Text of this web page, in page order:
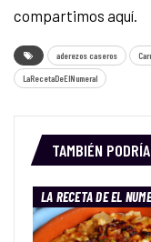
compartimos aquí.
aderezos caseros
LaRecetaDeElNumeral
TAMBIÉN
LA RECETA DE EL